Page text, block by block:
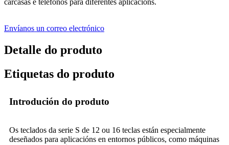
carcasas e teléfonos para diferentes aplicacións.
Envíanos un correo electrónico
Detalle do produto
Etiquetas do produto
Introdución do produto
Os teclados da serie S de 12 ou 16 teclas están especialmente
deseñados para aplicacións en entornos públicos, como máquinas